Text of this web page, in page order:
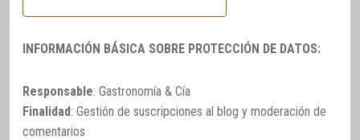
INFORMACIÓN BÁSICA SOBRE PROTECCIÓN DE DATOS:
Responsable: Gastronomía & Cía
Finalidad: Gestión de suscripciones al blog y moderación de
comentarios